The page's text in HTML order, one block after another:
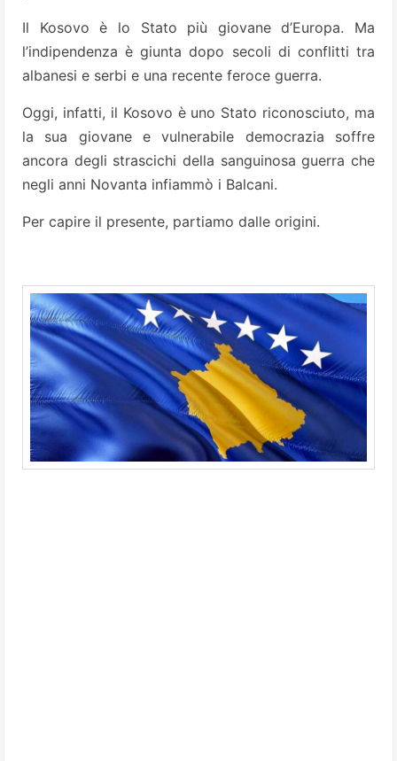
Il Kosovo è lo Stato più giovane d’Europa. Ma
l’indipendenza è giunta dopo secoli di conflitti tra
albanesi e serbi e una recente feroce guerra.
Oggi, infatti, il Kosovo è uno Stato riconosciuto, ma
la sua giovane e vulnerabile democrazia soffre
ancora degli strascichi della sanguinosa guerra che
negli anni Novanta infiammò i Balcani.
Per capire il presente, partiamo dalle origini.